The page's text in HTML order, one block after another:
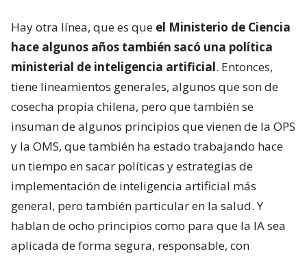
Hay otra línea, que es que el Ministerio de Ciencia
hace algunos años también sacó una política
ministerial de inteligencia artificial. Entonces,
tiene lineamientos generales, algunos que son de
cosecha propia chilena, pero que también se
insuman de algunos principios que vienen de la OPS
y la OMS, que también ha estado trabajando hace
un tiempo en sacar políticas y estrategias de
implementación de inteligencia artificial más
general, pero también particular en la salud. Y
hablan de ocho principios como para que la IA sea
aplicada de forma segura, responsable, con